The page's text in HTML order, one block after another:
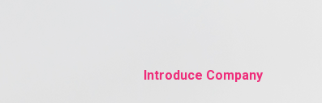
Introduce Company